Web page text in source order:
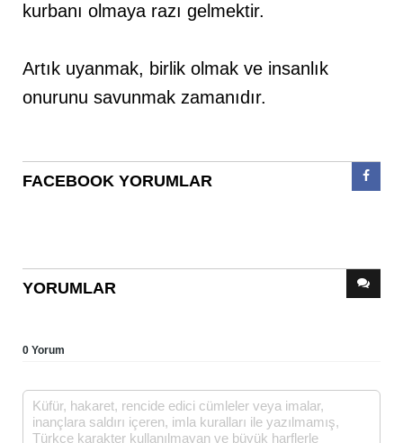
kurbanı olmaya razı gelmektir.
Artık uyanmak, birlik olmak ve insanlık
onurunu savunmak zamanıdır.
FACEBOOK YORUMLAR
YORUMLAR
0 Yorum